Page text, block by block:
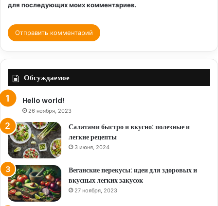
для последующих моих комментариев.
Обсуждаемое
Hello world!
26 ноября, 2023
Салатами быстро и вкусно: полезные и
легкие рецепты
3 июня, 2024
Веганские перекусы: идеи для здоровых и
вкусных легких закусок
27 ноября, 2023